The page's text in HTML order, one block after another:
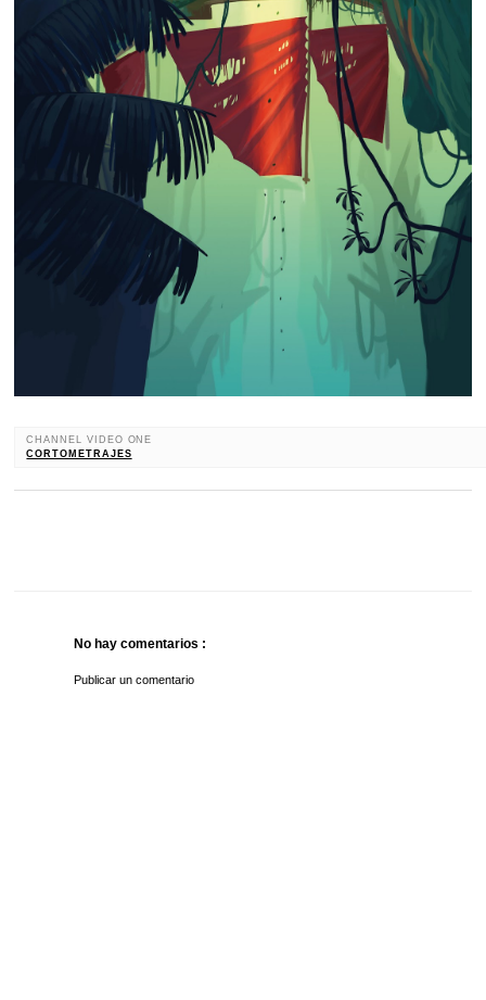
CHANNEL VIDEO ONE
CORTOMETRAJES
No hay comentarios :
Publicar un comentario